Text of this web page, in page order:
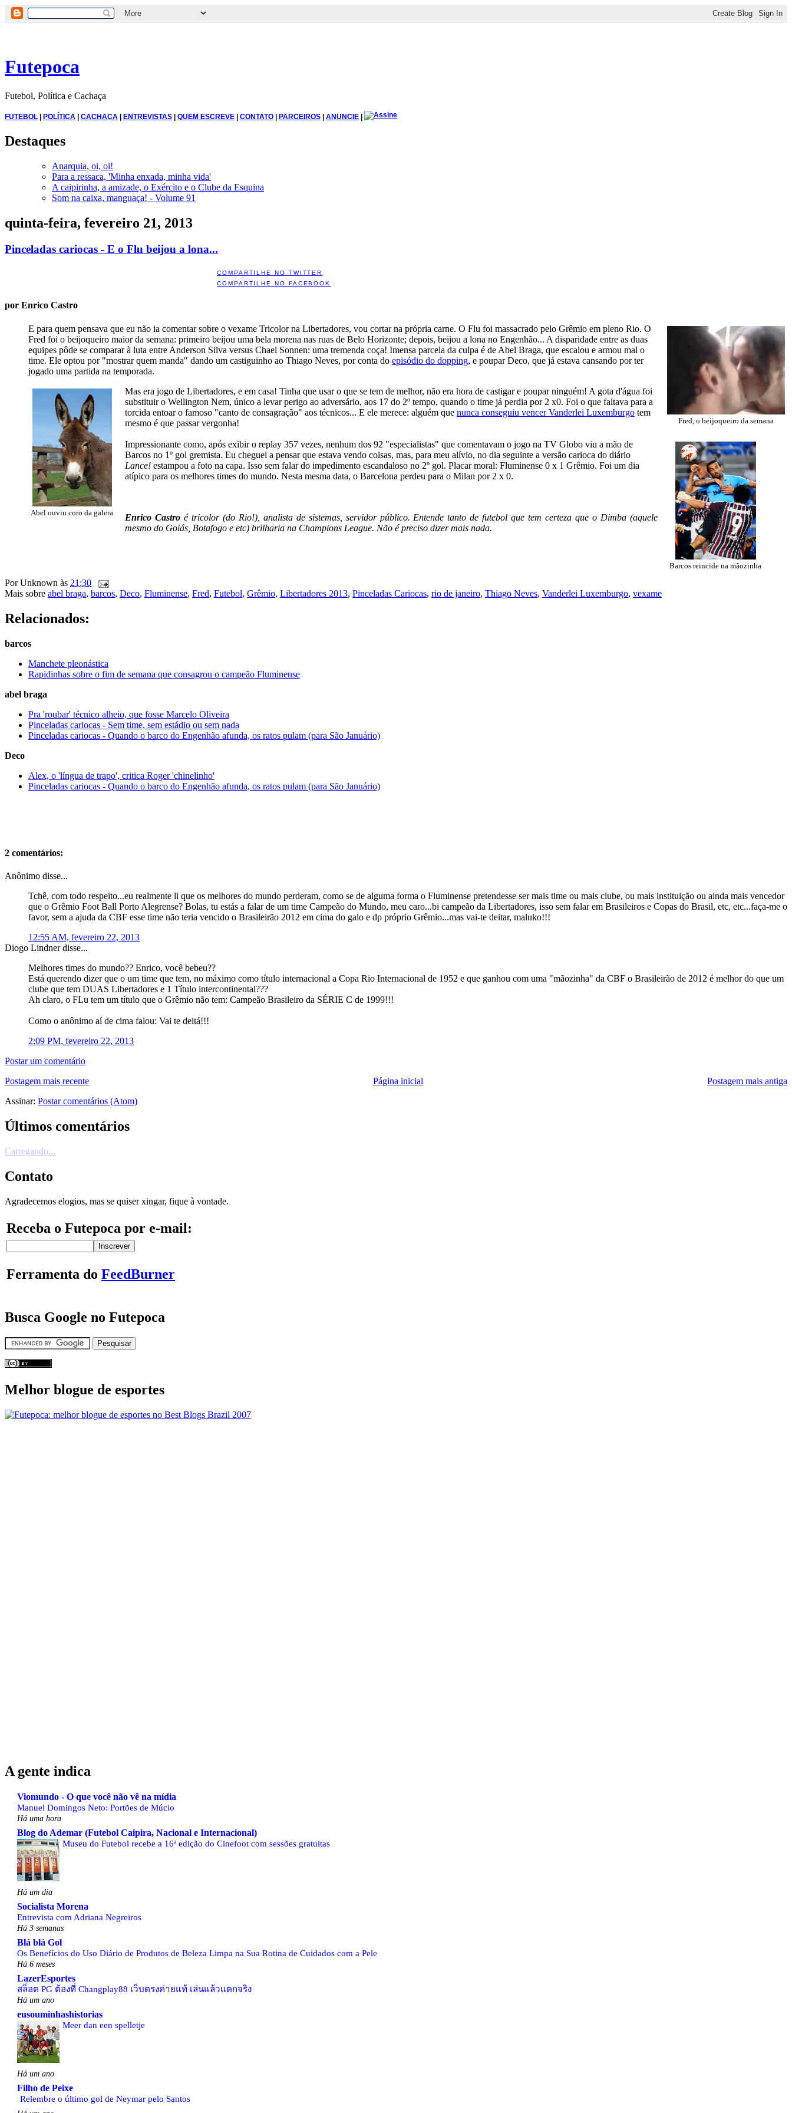
Futepoca
Futebol, Política e Cachaça
FUTEBOL | POLÍTICA | CACHAÇA | ENTREVISTAS | QUEM ESCREVE | CONTATO | PARCEIROS | ANUNCIE |
Destaques
Anarquia, oi, oi!
Para a ressaca, 'Minha enxada, minha vida'
A caipirinha, a amizade, o Exército e o Clube da Esquina
Som na caixa, manguaça! - Volume 91
quinta-feira, fevereiro 21, 2013
Pinceladas cariocas - E o Flu beijou a lona...
COMPARTILHE NO TWITTER
COMPARTILHE NO FACEBOOK
por Enrico Castro
Fred, o beijoqueiro da semana
E para quem pensava que eu não ia comentar sobre o vexame Tricolor na Libertadores, vou cortar na própria carne. O Flu foi massacrado pelo Grêmio em pleno Rio. O
Fred foi o beijoqueiro maior da semana: primeiro beijou uma bela morena nas ruas de Belo Horizonte; depois, beijou a lona no Engenhão... A disparidade entre as duas
equipes pôde se comparar à luta entre Anderson Silva versus Chael Sonnen: uma tremenda coça! Imensa parcela da culpa é de Abel Braga, que escalou e armou mal o
time. Ele optou por "mostrar quem manda" dando um castiguinho ao Thiago Neves, por conta do episódio do dopping, e poupar Deco, que já estava cansando por ter
jogado uma partida na temporada.
Abel ouviu coro da galera
Mas era jogo de Libertadores, e em casa! Tinha que usar o que se tem de melhor, não era hora de castigar e poupar ninguém! A gota d'água foi
substituir o Wellington Nem, único a levar perigo ao adversário, aos 17 do 2º tempo, quando o time já perdia por 2 x0. Foi o que faltava para a
torcida entoar o famoso "canto de consagração" aos técnicos... E ele merece: alguém que nunca conseguiu vencer Vanderlei Luxemburgo tem
mesmo é que passar vergonha!
Barcos reincide na mãozinha
Impressionante como, após exibir o replay 357 vezes, nenhum dos 92 "especialistas" que comentavam o jogo na TV Globo viu a mão de
Barcos no 1º gol gremista. Eu cheguei a pensar que estava vendo coisas, mas, para meu alívio, no dia seguinte a versão carioca do diário
Lance! estampou a foto na capa. Isso sem falar do impedimento escandaloso no 2º gol. Placar moral: Fluminense 0 x 1 Grêmio. Foi um dia
atípico para os melhores times do mundo. Nesta mesma data, o Barcelona perdeu para o Milan por 2 x 0.
Enrico Castroé tricolor (do Rio!), analista de sistemas, servidor público. Entende tanto de futebol que tem certeza que o Dimba (aquele
mesmo do Goiás, Botafogo e etc) brilharia na Champions League. Não é preciso dizer mais nada.
PorUnknown às 21:30
Mais sobre abel braga, barcos, Deco, Fluminense, Fred, Futebol, Grêmio, Libertadores 2013, Pinceladas Cariocas, rio de janeiro, Thiago Neves, Vanderlei Luxemburgo, vexame
Relacionados:
barcos
Manchete pleonástica
Rapidinhas sobre o fim de semana que consagrou o campeão Fluminense
abel braga
Pra 'roubar' técnico alheio, que fosse Marcelo Oliveira
Pinceladas cariocas - Sem time, sem estádio ou sem nada
Pinceladas cariocas - Quando o barco do Engenhão afunda, os ratos pulam (para São Januário)
Deco
Alex, o 'língua de trapo', critica Roger 'chinelinho'
Pinceladas cariocas - Quando o barco do Engenhão afunda, os ratos pulam (para São Januário)
2 comentários:
Anônimo disse...
Tchê, com todo respeito...eu realmente li que os melhores do mundo perderam, como se de alguma forma o Fluminense pretendesse ser mais time ou mais clube, ou mais instituição ou ainda mais vencedor
que o Grêmio Foot Ball Porto Alegrense? Bolas, tu estás a falar de um time Campeão do Mundo, meu caro...bi campeão da Libertadores, isso sem falar em Brasileiros e Copas do Brasil, etc, etc...faça-me o
favor, sem a ajuda da CBF esse time não teria vencido o Brasileirão 2012 em cima do galo e dp próprio Grêmio...mas vai-te deitar, maluko!!!
12:55 AM, fevereiro 22, 2013
Diogo Lindner disse...
Melhores times do mundo?? Enrico, você bebeu??
Está querendo dizer que o um time que tem, no máximo como título internacional a Copa Rio Internacional de 1952 e que ganhou com uma "mãozinha" da CBF o Brasileirão de 2012 é melhor do que um
clube que tem DUAS Libertadores e 1 Título intercontinental???
Ah claro, o FLu tem um título que o Grêmio não tem: Campeão Brasileiro da SÉRIE C de 1999!!!
Como o anônimo aí de cima falou: Vai te deitá!!!
2:09 PM, fevereiro 22, 2013
Postar um comentário
Postagem mais recente
Postagem mais antiga
Página inicial
Assinar: Postar comentários (Atom)
Últimos comentários
Carregando...
Contato
Agradecemos elogios, mas se quiser xingar, fique à vontade.
Receba o Futepoca por e-mail:
Ferramenta do FeedBurner
Busca Google no Futepoca
Melhor blogue de esportes
A gente indica
Viomundo - O que você não vê na mídia
Manuel Domingos Neto: Portões de Múcio
Há uma hora
Blog do Ademar (Futebol Caipira, Nacional e Internacional)
Museu do Futebol recebe a 16ª edição do Cinefoot com sessões gratuitas
Há um dia
Socialista Morena
Entrevista com Adriana Negreiros
Há 3 semanas
Blá blá Gol
Os Benefícios do Uso Diário de Produtos de Beleza Limpa na Sua Rotina de Cuidados com a Pele
Há 6 meses
LazerEsportes
สล็อต PG ต้องที่ Changplay88 เว็บตรงค่ายแท้ เล่นแล้วแตกจริง
Há um ano
eusouminhashistorias
Meer dan een spelletje
Há um ano
Filho de Peixe
Relembre o último gol de Neymar pelo Santos